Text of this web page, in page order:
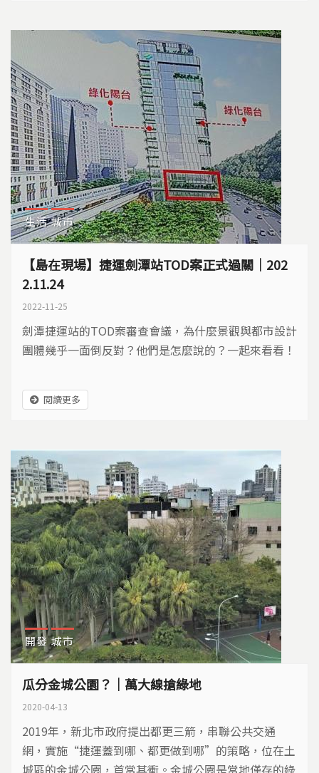
生活 城市
【島在現場】捷運劍潭站TOD案正式過關｜202
2.11.24
2022-11-25
劍潭捷運站的TOD案審查會議，為什麼景觀與都市設計
團體幾乎一面倒反對？他們是怎麼說的？一起來看看！
閱讀更多
開發 城市
瓜分金城公園？｜萬大線搶綠地
2020-04-13
2019年，新北市政府提出都更三箭，串聯公共交通
網，實施“捷運蓋到哪、都更做到哪”的策略，位在土
城區的金城公園，首當其衝。金城公園是當地僅存的綠